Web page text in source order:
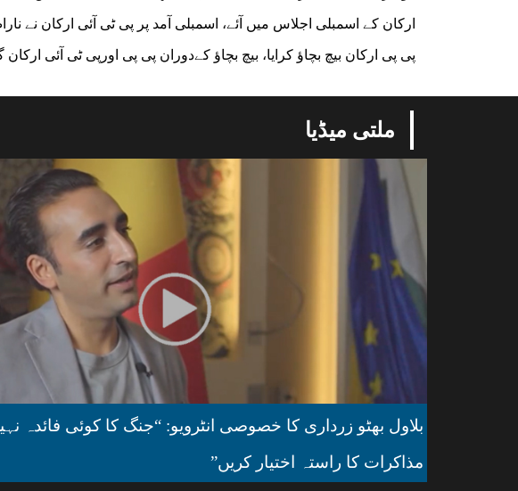
ارکان کے اسمبلی اجلاس میں آئے، اسمبلی آمد پر پی ٹی آئی ارکان نے
پی پی ارکان بیچ بچاؤ کرایا، بیچ بچاؤ کےدوران پی پی اورپی ٹی آئی ارکان
ملتی میڈیا
بلاول بھٹو زرداری کا خصوصی انٹرویو: “جنگ کا کوئی فائدہ
مذاکرات کا راستہ اختیار کریں”